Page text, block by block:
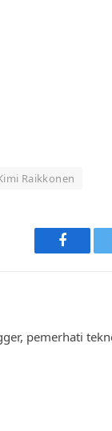
Raikkonen
pemerhati